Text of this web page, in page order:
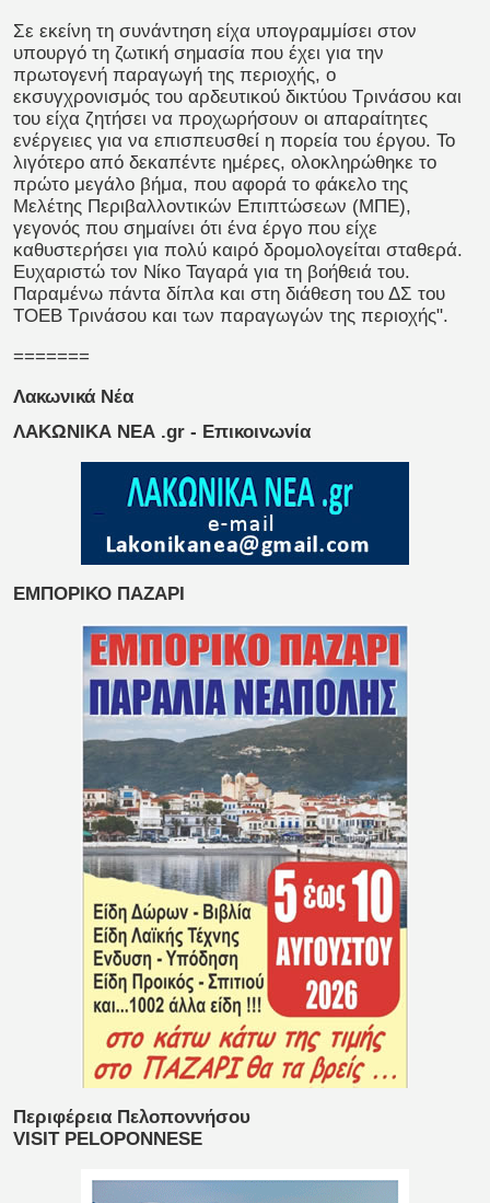
Σε εκείνη τη συνάντηση είχα υπογραμμίσει στον
υπουργό τη ζωτική σημασία που έχει για την
πρωτογενή παραγωγή της περιοχής, ο
εκσυγχρονισμός του αρδευτικού δικτύου Τρινάσου και
του είχα ζητήσει να προχωρήσουν οι απαραίτητες
ενέργειες για να επισπευσθεί η πορεία του έργου. Το
λιγότερο από δεκαπέντε ημέρες, ολοκληρώθηκε το
πρώτο μεγάλο βήμα, που αφορά το φάκελο της
Μελέτης Περιβαλλοντικών Επιπτώσεων (ΜΠΕ),
γεγονός που σημαίνει ότι ένα έργο που είχε
καθυστερήσει για πολύ καιρό δρομολογείται σταθερά.
Ευχαριστώ τον Νίκο Ταγαρά για τη βοήθειά του.
Παραμένω πάντα δίπλα και στη διάθεση του ΔΣ του
ΤΟΕΒ Τρινάσου και των παραγωγών της περιοχής".
=======
Λακωνικά Νέα
ΛΑΚΩΝΙΚΑ ΝΕΑ .gr - Επικοινωνία
ΕΜΠΟΡΙΚΟ ΠΑΖΑΡΙ
Περιφέρεια Πελοποννήσου
VISIT PELOPONNESE